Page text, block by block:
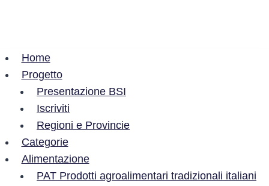
Home
Progetto
Presentazione BSI
Iscriviti
Regioni e Provincie
Categorie
Alimentazione
PAT Prodotti agroalimentari tradizionali italiani